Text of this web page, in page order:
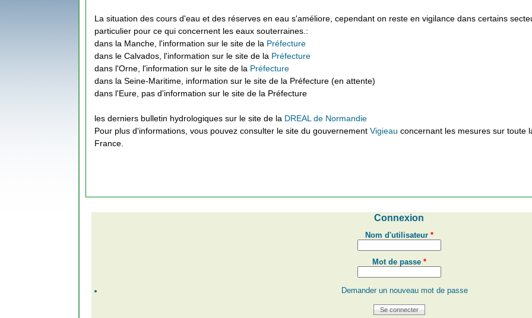
La situation des cours d'eau et des réserves en eau s'améliore, cependant on reste en vigilance dans certains
particulier pour ce qui concernent les eaux souterraines.:
dans la Manche, l'information sur le site de la Préfecture
dans le Calvados, l'information sur le site de la Préfecture
dans l'Orne, l'information sur le site de la Préfecture
dans la Seine-Maritime, information sur le site de la Préfecture (en attente)
dans l'Eure, pas d'information sur le site de la Préfecture
les derniers bulletin hydrologiques sur le site de la DREAL de Normandie
Pour plus d'informations, vous pouvez consulter le site du gouvernementVigieauconcernant les mesures sur toute
France.
Connexion
Nom d'utilisateur *
Mot de passe *
Demander un nouveau mot de passe